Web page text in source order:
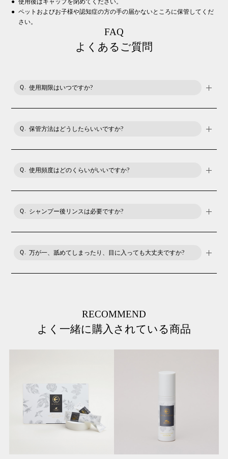
ペットおよびお子様や認知症の方の手の届かないところに保管してくだ
さい。
FAQ
よくあるご質問
使用期限はいつですか?
保管方法はどうしたらいいですか?
使用頻度はどのくらいがいいですか?
種、皮膚の状態に合わせてご調整ください。
シャンプー後リンスは必要ですか?
プー使用後のリンスは不要と考えます。
万が一、舐めてしまったり、目に入っても大丈夫ですか?
RECOMMEND
よく一緒に購入されている商品